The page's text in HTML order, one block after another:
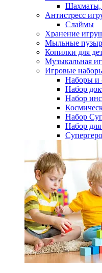
Антистресс
Слаймы
Хранение
Мыльные
Копилки для
Музыкальная
Игровые
Наборы и
Набор
Набор
Hабор
Набор